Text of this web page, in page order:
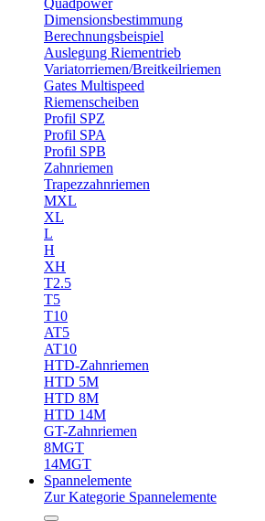
Quadpower
Dimensionsbestimmung
Berechnungsbeispiel
Auslegung Riementrieb
Variatorriemen/Breitkeilriemen
Gates Multispeed
Riemenscheiben
Profil SPZ
Profil SPA
Profil SPB
Zahnriemen
Trapezzahnriemen
MXL
XL
L
H
XH
T2.5
T5
T10
AT5
AT10
HTD-Zahnriemen
HTD 5M
HTD 8M
HTD 14M
GT-Zahnriemen
8MGT
14MGT
Spannelemente
Zur Kategorie Spannelemente